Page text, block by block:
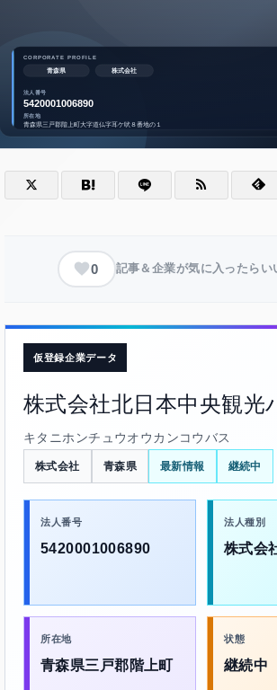
0 記事＆企業が気に入ったらい
仮登録企業データ
株式会社北日本中央観光
キタニホンチュウオウカンコウバス
株式会社 青森県 最新情報 継続中
法人番号
5420001006890
法人種別
株式会
所在地
青森県三戸郡階上町
状態
継続中